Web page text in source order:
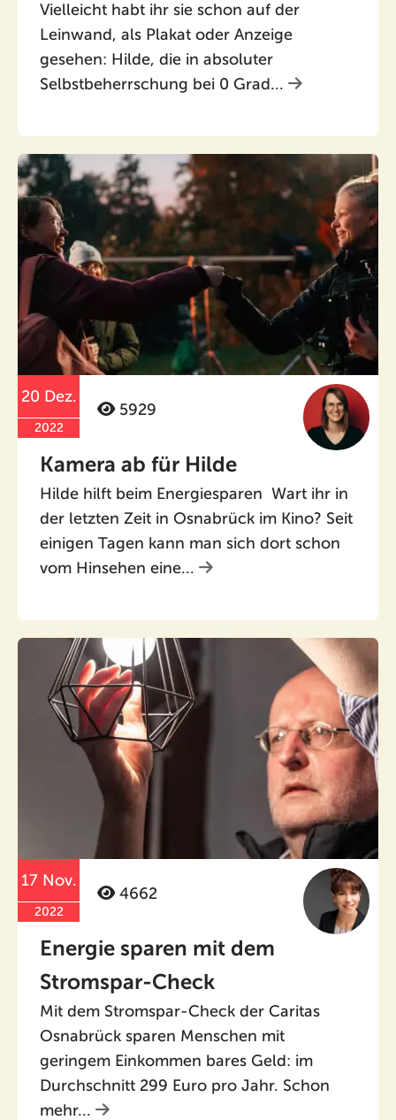
Vielleicht habt ihr sie schon auf der
Leinwand, als Plakat oder Anzeige
gesehen: Hilde, die in absoluter
Selbstbeherrschung bei 0 Grad...
20 Dez.
2022
5929
Kamera ab für Hilde
Hilde hilft beim Energiesparen Wart ihr in
der letzten Zeit in Osnabrück im Kino? Seit
einigen Tagen kann man sich dort schon
vom Hinsehen eine...
17 Nov.
2022
4662
Energie sparen mit dem
Stromspar-Check
Mit dem Stromspar-Check der Caritas
Osnabrück sparen Menschen mit
geringem Einkommen bares Geld: im
Durchschnitt 299 Euro pro Jahr. Schon
mehr...